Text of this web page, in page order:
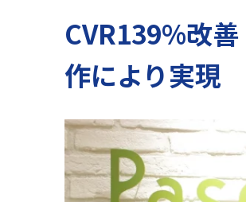
CVR139%改
作により実現